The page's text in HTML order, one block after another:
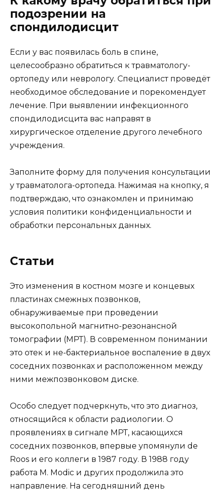
подозрении на
спондилодисцит
Если у вас появилась боль в спине,
целесообразно обратиться к травматологу-
ортопеду или неврологу. Специалист проведёт
необходимое обследование и порекомендует
лечение. При выявлении инфекционного
спондилодисцита вас направят в
хирургическое отделение другого лечебного
учреждения.
Заполните форму для получения консультации
у травматолога-ортопеда. Нажимая на кнопку, я
подтверждаю, что ознакомлен и принимаю
условия политики конфиденциальности и
обработки персональных данных.
Статьи
Это изменения в костном мозге и концевых
пластинах смежных позвонков,
обнаруживаемые при проведении
высокопольной магнитно-резонансной
томографии (МРТ). В современном понимании
это отек и не-бактериальное воспаление в двух
соседних позвонках и расположенном между
ними межпозвонковом диске.
Особо следует подчеркнуть, что это диагноз,
относящийся к области радиологии. О
проявлениях в сигнале МРТ, касающихся
соседних позвонков, впервые упомянули de
Roos и его коллеги в 1987 году. В 1988 году
работа М. Modic и других продолжила это
направление. На сегодняшний день